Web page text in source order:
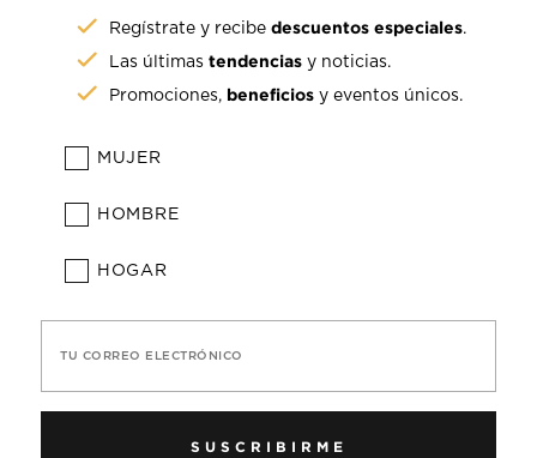
Regístrate y recibedescuentos especiales.
Las últimastendencias y noticias.
Promociones, beneficios y eventos únicos.
MUJER
HOMBRE
HOGAR
TU CORREO ELECTRÓNICO
SUSCRIBIRME